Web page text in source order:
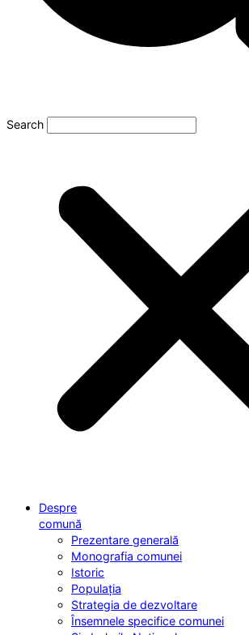
Search
Despre
comună
Prezentare generală
Monografia comunei
Istoric
Populația
Strategia de dezvoltare
Însemnele specifice comunei